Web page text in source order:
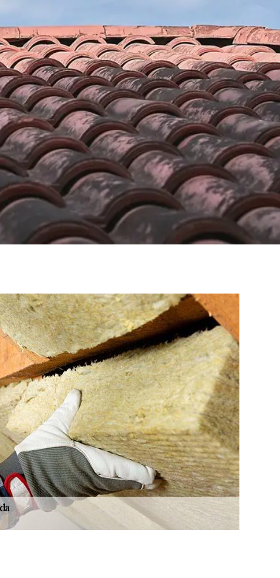
qualité en toutes
en main ; il est
Faire une
engagements de
De plus,
de votre
de 24 heures).
pas à
Nos diverses compétences
Ayant les compétences et expériences requises ;
travailler avec tous les types de matériaux
laine de verre, la laine de roche, les mousses
chanvre, laines de mouton, laines de bois, le liège,
ouate de cellulose ou encore le coton recyclé. Il y a
minéraux comme l'argile expansée ou encore la
cellulaire. Vous pouvez compter sur notre entreprise
renovation pour le soufflage, la projection ou
d’isolation qu’ils soient d'origine végétale ou
renouvelables ; nous avons les compétences pour